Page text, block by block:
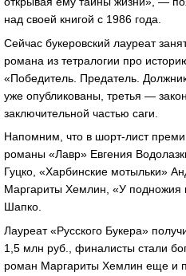
над своей книгой с 1986 года.
Сейчас букеровский лауреат
романа из тетралогии про
«Победитель. Предатель.
уже опубликованы, третья —
заключительной частью саги.
Напомним, что в шорт-лист
романы «Лавр» Евгения
Гуцко, «Харбинские мотыльки»
Маргариты Хемлин, «У подножия
Шапко.
Лауреат «Русского Букера»
1,5 млн руб., финалисты стали
роман Маргариты Хемлин еще и